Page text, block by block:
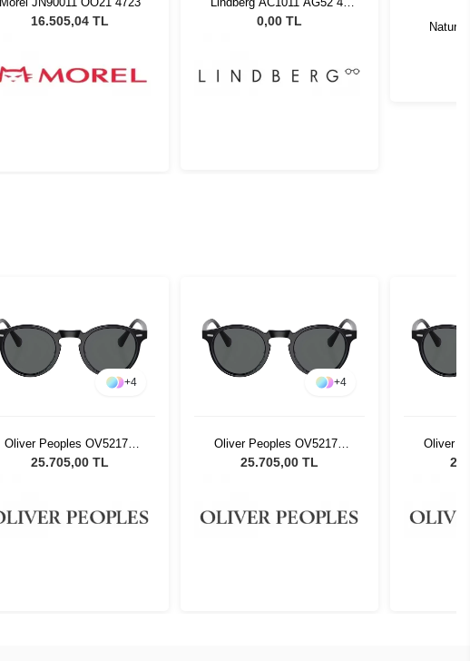
16.505,04 TL
135
0,00 TL
+4
Oliver Peoples OV5217S
1031P2 47 Unisex Güneş
25.705,00 TL
+4
Oliver Peoples OV5217S
1031P2 47 Unisex Güneş
25.705,00 TL
Oliver